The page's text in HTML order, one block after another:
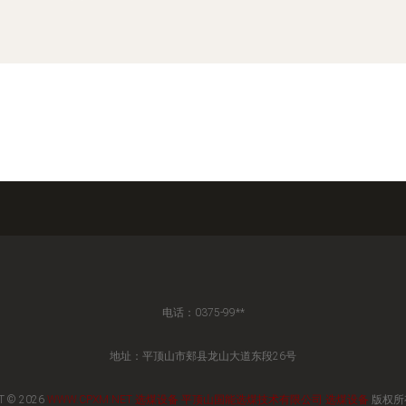
电话：0375-99**
地址：平顶山市郏县龙山大道东段26号
© 2026 WWW.CPXM.NET 选煤设备 平顶山国能选煤技术有限公司 选煤设备 版权所